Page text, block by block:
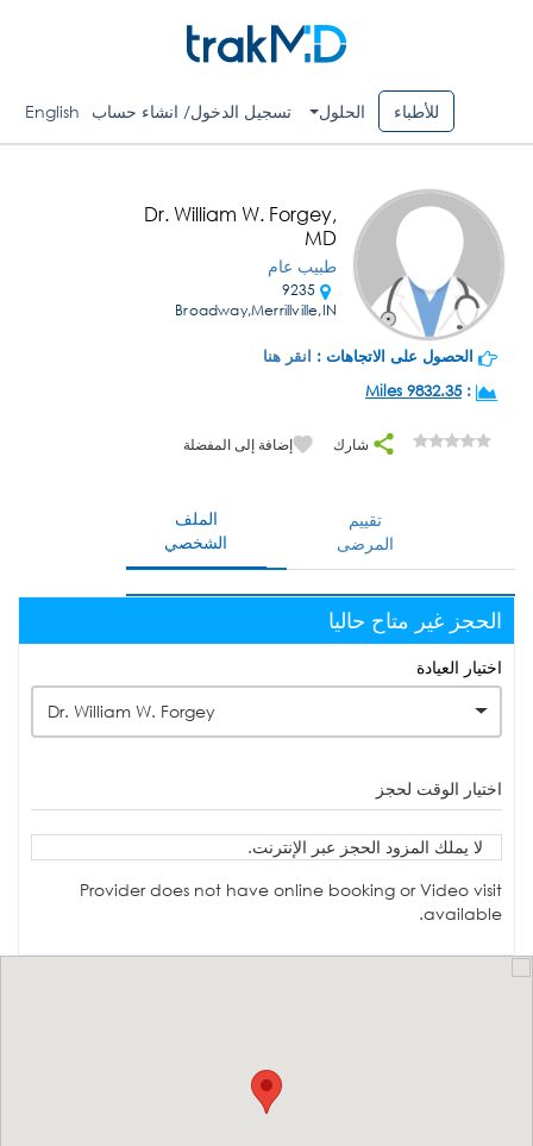
للأطباء الحلول تسجيل الدخول/ انشاء حساب English
Dr. William W. Forgey,
MD
طبيب عام
9235
Broadway,Merrillville,IN
الحصول على الاتجاهات : انقر هنا
:
9832.35 Miles
شارك إضافة إلى المفضلة
الملف
الشخصي
تقييم
المرضى
الحجز غير متاح حاليا
اختيار العيادة
Dr. William W. Forgey
اختيار الوقت لحجز
لا يملك المزود الحجز عبر الإنترنت.
Provider does not have online booking or Video visit
available.